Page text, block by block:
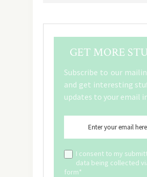
GET MORE
Subscribe to our
and get interesting
updates to your email
I consent to my
data being collected
form*